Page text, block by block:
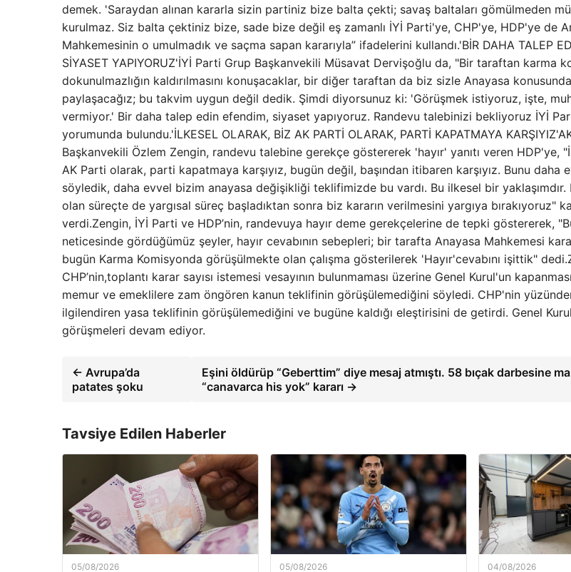
demek. 'Saraydan alınan kararla sizin partiniz bize balta çekti; savaş baltaları gömülmeden
kurulmaz. Siz balta çektiniz bize, sade bize değil eş zamanlı İYİ Parti'ye, CHP'ye, HDP'ye de
Mahkemesinin o umulmadık ve saçma sapan kararıyla” ifadelerini kullandı.'BİR DAHA TALEP
SİYASET YAPIYORUZ'İYİ Parti Grup Başkanvekili Müsavat Dervişoğlu da, "Bir taraftan karma
dokunulmazlığın kaldırılmasını konuşacaklar, bir diğer taraftan da biz sizle Anayasa
paylaşacağız; bu takvim uygun değil dedik. Şimdi diyorsunuz ki: 'Görüşmek istiyoruz, işte,
vermiyor.' Bir daha talep edin efendim, siyaset yapıyoruz. Randevu talebinizi bekliyoruz İYİ
yorumunda bulundu.'İLKESEL OLARAK, BİZ AK PARTİ OLARAK, PARTİ KAPATMAYA
Başkanvekili Özlem Zengin, randevu talebine gerekçe göstererek 'hayır' yanıtı veren HDP'ye,
AK Parti olarak, parti kapatmaya karşıyız, bugün değil, başından itibaren karşıyız. Bunu daha
söyledik, daha evvel bizim anayasa değişikliği teklifimizde bu vardı. Bu ilkesel bir
olan süreçte de yargısal süreç başladıktan sonra biz kararın verilmesini yargıya bırakıyoruz"
verdi.Zengin, İYİ Parti ve HDP’nin, randevuya hayır deme gerekçelerine de tepki göstererek,
neticesinde gördüğümüz şeyler, hayır cevabının sebepleri; bir tarafta Anayasa Mahkemesi
bugün Karma Komisyonda görüşülmekte olan çalışma gösterilerek 'Hayır'cevabını işittik"
CHP’nin,toplantı karar sayısı istemesi vesayının bulunmaması üzerine Genel Kurul'un
memur ve emeklilere zam öngören kanun teklifinin görüşülemediğini söyledi. CHP'nin
ilgilendiren yasa teklifinin görüşülemediğini ve bugüne kaldığı eleştirisini de getirdi. Genel
görüşmeleri devam ediyor.
← Avrupa’da
patates şoku
Eşini öldürüp “Geberttim” diye mesaj atmıştı. 58 bıçak darbesine
“canavarca his yok” kararı →
Tavsiye Edilen Haberler
05/08/2026 05/08/2026 04/08/2026